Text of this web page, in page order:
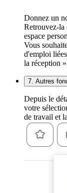
Donnez un
Retrouvez-la
espace
Vous
d'emploi
la réception
7. Autres
Depuis le
votre
de travail et